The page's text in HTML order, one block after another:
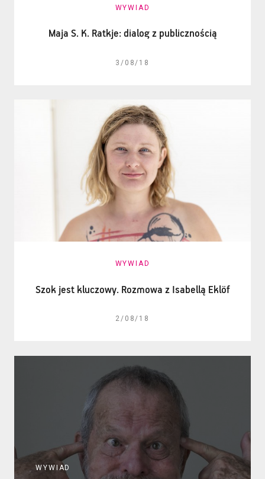
WYWIAD
Maja S. K. Ratkje: dialog z publicznością
3/08/18
WYWIAD
Szok jest kluczowy. Rozmowa z Isabellą Eklöf
2/08/18
WYWIAD